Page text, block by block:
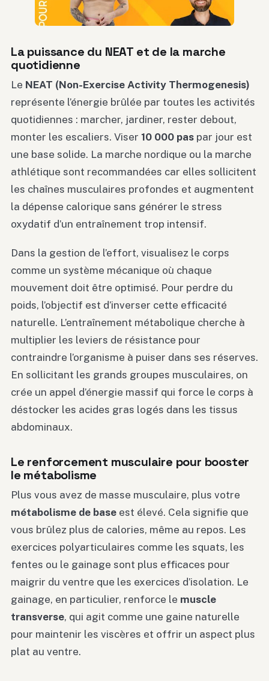
La puissance du NEAT et de la marche
quotidienne
Le NEAT (Non-Exercise Activity Thermogenesis)
représente l’énergie brûlée par toutes les activités
quotidiennes : marcher, jardiner, rester debout,
monter les escaliers. Viser 10 000 pas par jour est
une base solide. La marche nordique ou la marche
athlétique sont recommandées car elles sollicitent
les chaînes musculaires profondes et augmentent
la dépense calorique sans générer le stress
oxydatif d’un entraînement trop intensif.
Dans la gestion de l’effort, visualisez le corps
comme un système mécanique où chaque
mouvement doit être optimisé. Pour perdre du
poids, l’objectif est d’inverser cette efficacité
naturelle. L’entraînement métabolique cherche à
multiplier les leviers de résistance pour
contraindre l’organisme à puiser dans ses réserves.
En sollicitant les grands groupes musculaires, on
crée un appel d’énergie massif qui force le corps à
déstocker les acides gras logés dans les tissus
abdominaux.
Le renforcement musculaire pour booster
le métabolisme
Plus vous avez de masse musculaire, plus votre
métabolisme de base est élevé. Cela signifie que
vous brûlez plus de calories, même au repos. Les
exercices polyarticulaires comme les squats, les
fentes ou le gainage sont plus efficaces pour
maigrir du ventre que les exercices d’isolation. Le
gainage, en particulier, renforce le muscle
transverse, qui agit comme une gaine naturelle
pour maintenir les viscères et offrir un aspect plus
plat au ventre.